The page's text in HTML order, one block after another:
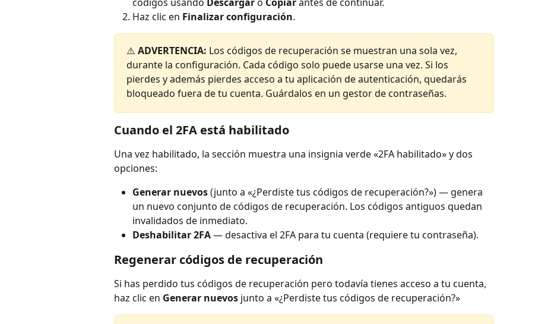
Haz clic en Finalizar configuración.
⚠️ ADVERTENCIA: Los códigos de recuperación se muestran una sola vez,
durante la configuración. Cada código solo puede usarse una vez. Si los
pierdes y además pierdes acceso a tu aplicación de autenticación, quedarás
bloqueado fuera de tu cuenta. Guárdalos en un gestor de contraseñas.
Cuando el 2FA está habilitado
Una vez habilitado, la sección muestra una insignia verde «2FA habilitado» y dos
opciones:
Generar nuevos (junto a «¿Perdiste tus códigos de recuperación?») — genera
un nuevo conjunto de códigos de recuperación. Los códigos antiguos quedan
invalidados de inmediato.
Deshabilitar 2FA — desactiva el 2FA para tu cuenta (requiere tu contraseña).
Regenerar códigos de recuperación
Si has perdido tus códigos de recuperación pero todavía tienes acceso a tu cuenta,
haz clic en Generar nuevos junto a «¿Perdiste tus códigos de recuperación?»